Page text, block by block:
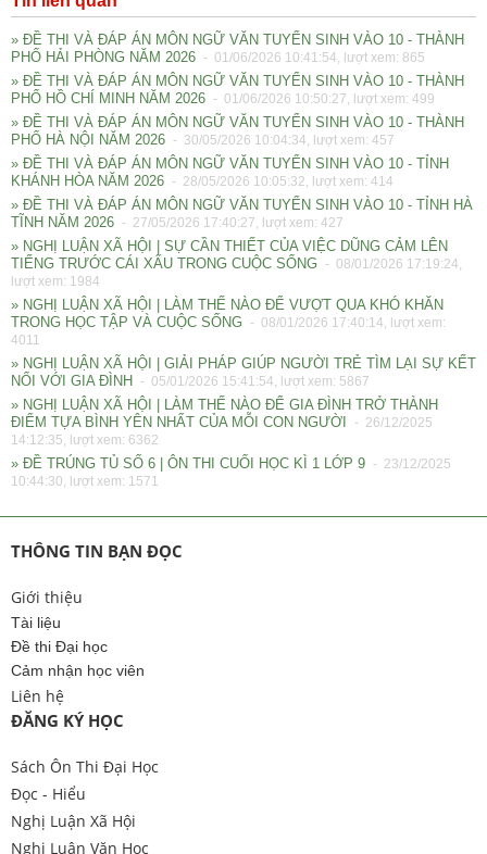
» ĐỀ THI VÀ ĐÁP ÁN MÔN NGỮ VĂN TUYỂN SINH VÀO 10 - THÀNH
PHỐ HẢI PHÒNG NĂM 2026 - 01/06/2026 10:41:54, lượt xem: 865
» ĐỀ THI VÀ ĐÁP ÁN MÔN NGỮ VĂN TUYỂN SINH VÀO 10 - THÀNH
PHỐ HỒ CHÍ MINH NĂM 2026 - 01/06/2026 10:50:27, lượt xem: 499
» ĐỀ THI VÀ ĐÁP ÁN MÔN NGỮ VĂN TUYỂN SINH VÀO 10 - THÀNH
PHỐ HÀ NỘI NĂM 2026 - 30/05/2026 10:04:34, lượt xem: 457
» ĐỀ THI VÀ ĐÁP ÁN MÔN NGỮ VĂN TUYỂN SINH VÀO 10 - TỈNH
KHÁNH HÒA NĂM 2026 - 28/05/2026 10:05:32, lượt xem: 414
» ĐỀ THI VÀ ĐÁP ÁN MÔN NGỮ VĂN TUYỂN SINH VÀO 10 - TỈNH HÀ
TĨNH NĂM 2026 - 27/05/2026 17:40:27, lượt xem: 427
» NGHỊ LUẬN XÃ HỘI | SỰ CẦN THIẾT CỦA VIỆC DŨNG CẢM LÊN
TIẾNG TRƯỚC CÁI XẤU TRONG CUỘC SỐNG - 08/01/2026 17:19:24,
lượt xem: 1984
» NGHỊ LUẬN XÃ HỘI | LÀM THẾ NÀO ĐỂ VƯỢT QUA KHÓ KHĂN
TRONG HỌC TẬP VÀ CUỘC SỐNG - 08/01/2026 17:40:14, lượt xem:
4011
» NGHỊ LUẬN XÃ HỘI | GIẢI PHÁP GIÚP NGƯỜI TRẺ TÌM LẠI SỰ KẾT
NỐI VỚI GIA ĐÌNH
- 05/01/2026 15:41:54, lượt xem: 5867
» NGHỊ LUẬN XÃ HỘI | LÀM THẾ NÀO ĐỂ GIA ĐÌNH TRỞ THÀNH
ĐIỂM TỰA BÌNH YÊN NHẤT CỦA MỖI CON NGƯỜI
- 26/12/2025
14:12:35, lượt xem: 6362
» ĐỀ TRÚNG TỦ SỐ 6 | ÔN THI CUỐI HỌC KÌ 1 LỚP 9 - 23/12/2025
10:44:30, lượt xem: 1571
THÔNG TIN BẠN ĐỌC
Giới thiệu
Tài liệu
Đề thi Đại học
Cảm nhận học viên
Liên hệ
ĐĂNG KÝ HỌC
Sách Ôn Thi Đại Học
Đọc - Hiểu
Nghị Luận Xã Hội
Nghị Luận Văn Học